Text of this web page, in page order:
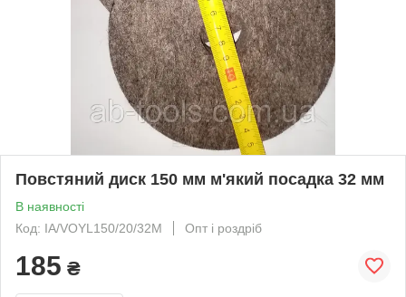
Повстяний диск 150 мм м'який посадка 32 мм
В наявності
Код: IA/VОYL150/20/32M
Опт і роздріб
185 ₴